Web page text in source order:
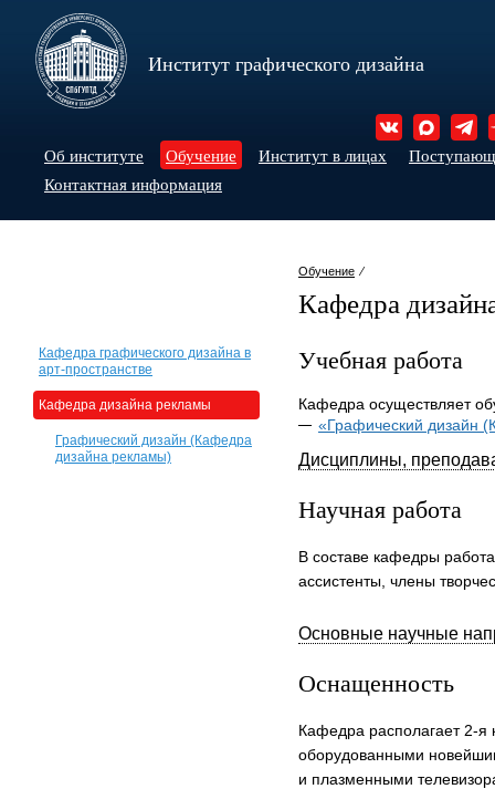
Институт графического дизайна
Об институте Обучение Институт в лицах
Контактная информация
Обучение ⁄
Кафедра
Кафедра графического дизайна в
арт-пространстве
Кафедра дизайна рекламы
Графический дизайн (Кафедра
дизайна рекламы)
Учебная работа
Кафедра осуществляет
«Графический дизайн
Дисциплины,
Научная работа
В составе кафедры
ассистенты, члены
Основные научные
Оснащенность
Кафедра располагает 2-
оборудованными
и плазменными